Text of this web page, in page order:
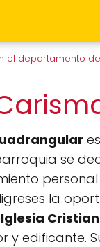
el departamento
se
la
Iglesia
y edificante.